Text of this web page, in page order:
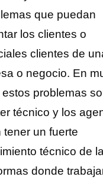
se medirá
rol dentro de
tener en
estas
te ayudara a
candidatos.